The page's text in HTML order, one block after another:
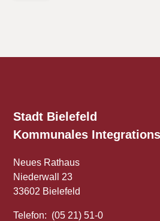
Stadt Bielefeld
Kommunales
Neues Rathaus
Niederwall 23
33602 Bielefeld
Telefon: (05 21) 51-0